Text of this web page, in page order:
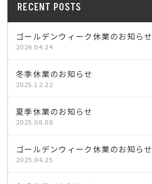
RECENT POSTS
ゴールデンウィーク休業のお知らせ
2026.04.24
冬季休業のお知らせ
2025.12.22
夏季休業のお知らせ
2025.08.08
ゴールデンウィーク休業のお知らせ
2025.04.25